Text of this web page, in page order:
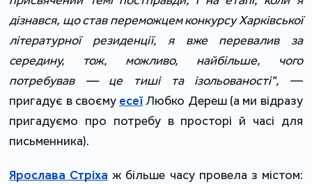
дізнався, що став переможцем конкурсу Харківської
літературної резиденції, я вже перевалив за
середину, тож, можливо, найбільше, чого
потребував — це тиші та ізольованості", ―
пригадує в своєму есеїЛюбко Дереш (а ми відразу
пригадуємо про потребу в просторі й часі для
письменника).
Ярослава Стріха ж більше часу провела з містом: